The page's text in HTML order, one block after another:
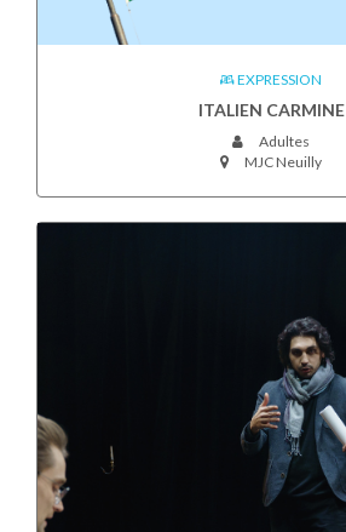
EXPRESSION
ITALIEN CARMINE
Adultes
MJC Neuilly